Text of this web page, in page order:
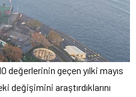
değerlerinin geçen yılki mayıs
değişimini araştırdıklarını